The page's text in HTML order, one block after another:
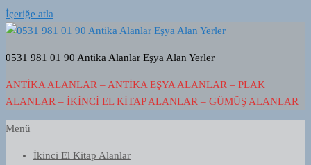
İçeriğe atla
0531 981 01 90 Antika Alanlar Eşya Alan Yerler
ANTIKA ALANLAR – ANTIKA EŞYA ALANLAR – PLAK
ALANLAR – İKINCI EL KITAP ALANLAR – GÜMÜŞ ALANLAR
Menü
İkinci El Kitap Alanlar